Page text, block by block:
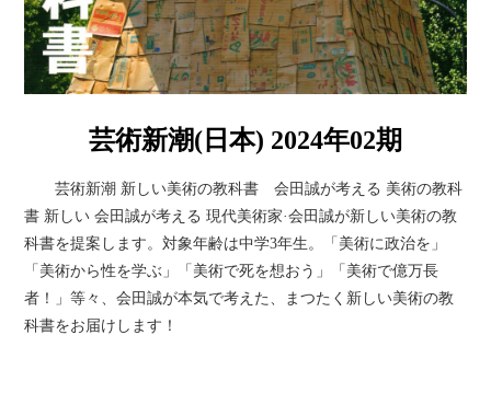
芸術新潮(日本) 2024年02期
芸術新潮 新しい美術の教科書 会田誠が考える 美術の教科
書 新しい 会田誠が考える 現代美術家·会田誠が新しい美術の教
科書を提案します。対象年齢は中学3年生。「美術に政治を」
「美術から性を学ぶ」「美術で死を想おう」「美術で億万長
者！」等々、会田誠が本気で考えた、まつたく新しい美術の教
科書をお届けします！